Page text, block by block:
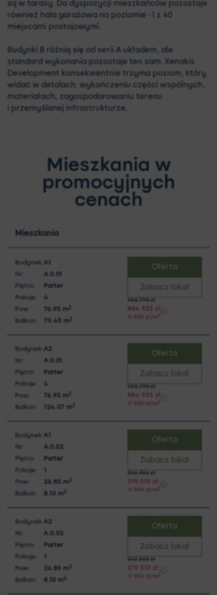
są w tarasy. Do dyspozycji mieszkańców pozostaje
również hala garażowa na poziomie -1 z 40
miejscami postojowymi.
Budynki B różnią się od serii A układem, ale
standard wykonania pozostaje ten sam. Xenakis
Development konsekwentnie trzyma poziom, który
widać w detalach: wykończeniu części wspólnych,
materiałach, zagospodarowaniu terenu
i przemyślanej infrastrukturze.
Mieszkania w
promocyjnych
cenach
Mieszkania
Budynek:
Nr:
Piętro:
Pokoje:
Pow:
Balkon:
A1
A.0.01
Parter
4
76.95 m
79.45 m
Oferta
Zobacz lokal
938 790 zł
884 925 zł
zł /m
Budynek:
Nr:
Piętro:
Pokoje:
Pow:
Balkon:
A2
A.0.01
Parter
4
76.95 m
124.07 m
Oferta
Zobacz lokal
938 790 zł
884 925 zł
zł /m
Budynek:
Nr:
Piętro:
Pokoje:
Pow:
Balkon:
A1
A.0.02
Parter
26.85 m
8.10 m
Oferta
Zobacz lokal
346 365 zł
319 515 zł
zł /m
Budynek:
Nr:
Piętro:
Pokoje:
Pow:
Balkon:
A2
A.0.02
Parter
26.85 m
8.10 m
Oferta
Zobacz lokal
346 365 zł
319 515 zł
zł /m